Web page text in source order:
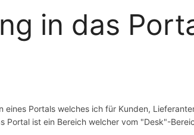
in das
eines Portals welches ich für Kunden,
Portal ist ein Bereich welcher vom "Desk"-